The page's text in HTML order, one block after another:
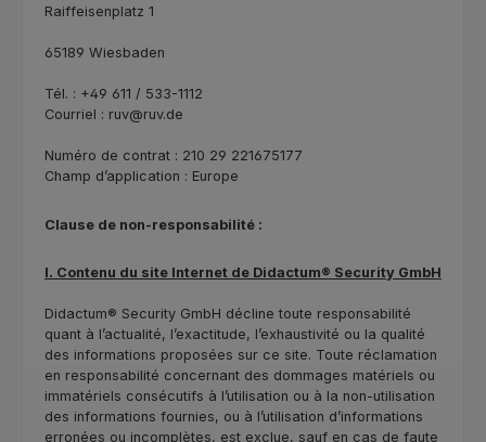
Raiffeisenplatz 1
65189 Wiesbaden
Tél. : +49 611 / 533-1112
Courriel : ruv@ruv.de
Numéro de contrat : 210 29 221675177
Champ d’application : Europe
Clause de non-responsabilité :
I. Contenu du site Internet de Didactum® Security GmbH
Didactum® Security GmbH décline toute responsabilité
quant à l’actualité, l’exactitude, l’exhaustivité ou la qualité
des informations proposées sur ce site. Toute réclamation
en responsabilité concernant des dommages matériels ou
immatériels consécutifs à l’utilisation ou à la non-utilisation
des informations fournies, ou à l’utilisation d’informations
erronées ou incomplètes, est exclue, sauf en cas de faute